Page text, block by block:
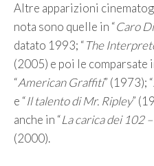
Altre apparizioni
nota sono quelle in “Caro
datato 1993; “The
(2005) e poi le comparsate
“American Graffiti” (1973); “
e “Il talento di Mr. Ripley”
anche in “La carica dei 102
(2000).